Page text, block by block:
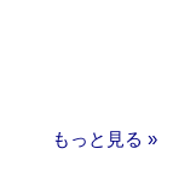
もっと見る »